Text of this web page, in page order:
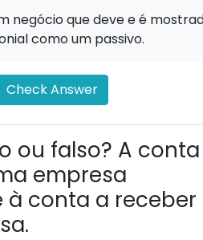
negócio que deve e é
como um passivo.
Check Answer
ou falso? A
empresa
à conta a receber